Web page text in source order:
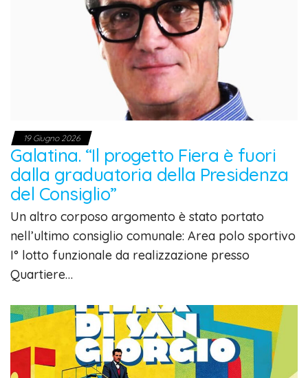
19 Giugno 2026
Galatina. “Il progetto Fiera è fuori
dalla graduatoria della Presidenza
del Consiglio”
Un altro corposo argomento è stato portato
nell’ultimo consiglio comunale: Area polo sportivo
I° lotto funzionale da realizzazione presso
Quartiere…